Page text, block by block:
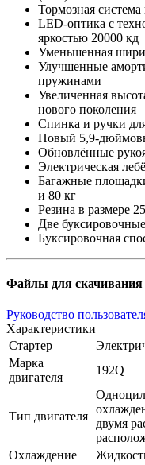
Тормозная
LED-оптика с
яркостью 20000 кд
Уменьшенная
Улучшенные
пружинами
Увеличенная
нового поколения
Спинка и ручки
Новый 5,9-
Обновлённые
Электрическая
Багажные
и 80 кг
Резина в размере
Две
Буксировочная
Файлы для скачивания
Руководство
Характеристики
Стартер
Марка
двигателя
192Q
Тип двигателя
двумя
Охлаждение